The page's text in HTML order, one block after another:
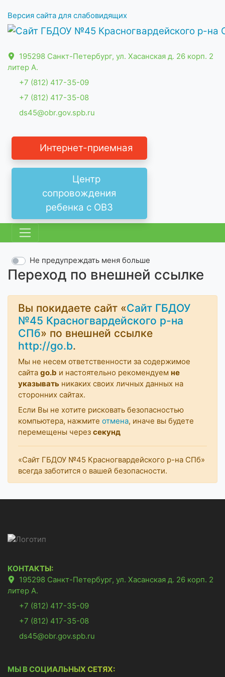
Версия сайта для слабовидящих
195298 Санкт-Петербург, ул. Хасанская д. 26 корп. 2
литер А.
+7 (812) 417-35-09
+7 (812) 417-35-08
ds45@obr.gov.spb.ru
Интернет-приемная
Центр
сопровождения
ребенка с ОВЗ
Переход по внешней ссылке
Не предупреждать меня больше
Вы покидаете сайт «Сайт ГБДОУ
№45 Красногвардейского р-на
СПб» по внешней ссылке
http://go.b.
Мы не несем ответственности за содержимое
сайта go.b и настоятельно рекомендуем не
указывать никаких своих личных данных на
сторонних сайтах.
Если Вы не хотите рисковать безопасностью
компьютера, нажмите отмена, иначе вы будете
перемещены через секунд
«Сайт ГБДОУ №45 Красногвардейского р-на СПб»
всегда заботится о вашей безопасности.
КОНТАКТЫ:
195298 Санкт-Петербург, ул. Хасанская д. 26 корп. 2
литер А.
+7 (812) 417-35-09
+7 (812) 417-35-08
ds45@obr.gov.spb.ru
МЫ В СОЦИАЛЬНЫХ СЕТЯХ: